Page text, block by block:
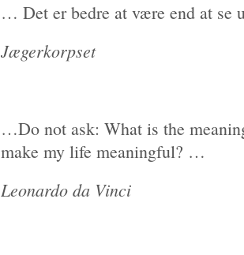
… Det er bedre at være end at se
Jægerkorpset
…Do not ask: What is the
make my life meaningful? …
Leonardo da Vinci